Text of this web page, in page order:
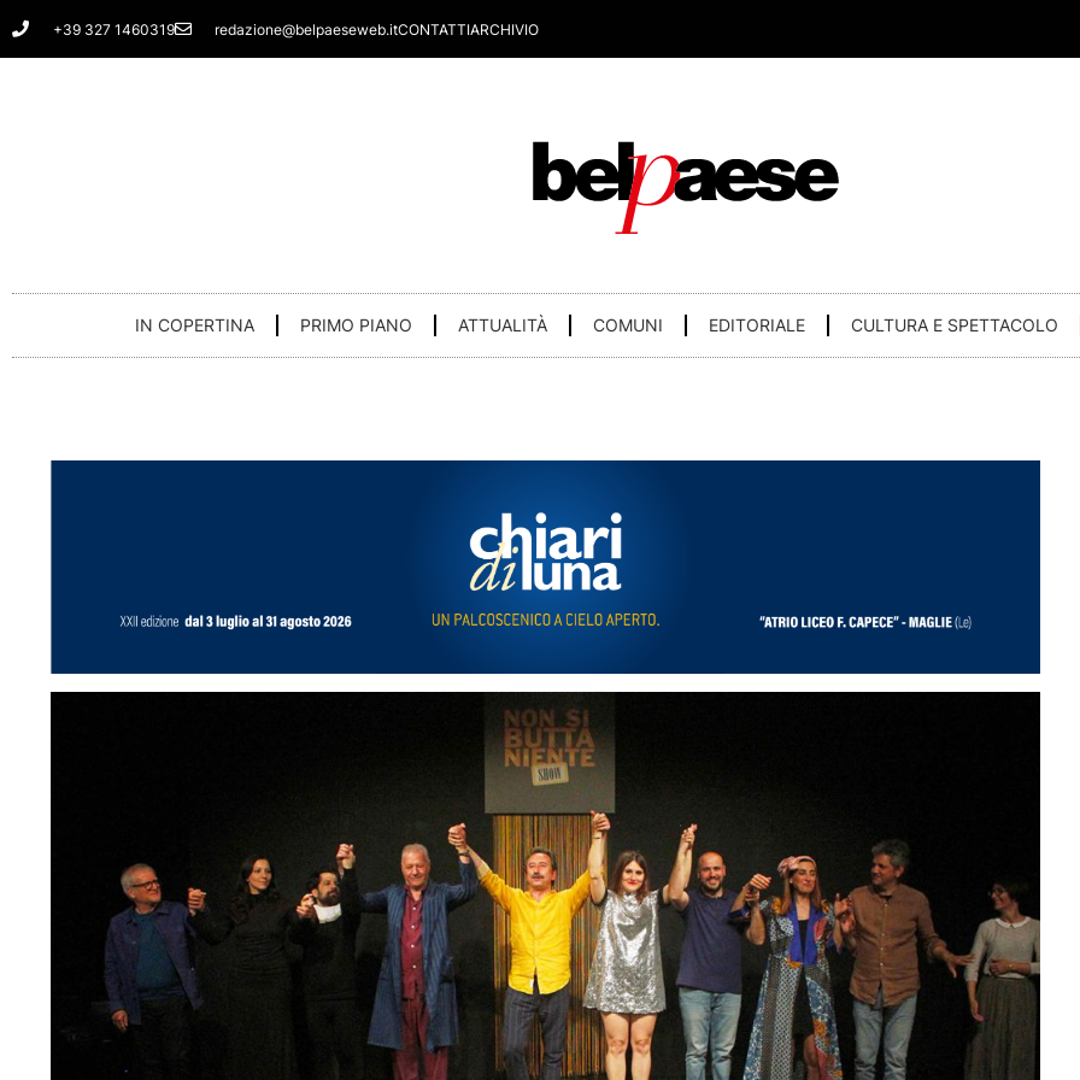
Vai
al
+39 327 1460319 redazione@belpaeseweb.itCONTATTIARCHIVIO
IN COPERTINA PRIMO PIANO ATTUALITÀ COMUNI EDITORIALE CULTURA E SPETTACOLO